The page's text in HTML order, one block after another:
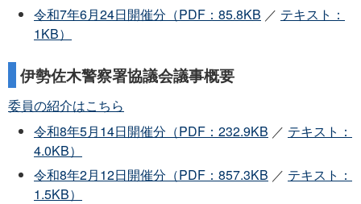
令和7年6月24日開催分（PDF：85.8KB ／ テキスト：
1KB）
伊勢佐木警察署協議会議事概要
委員の紹介はこちら
令和8年5月14日開催分（PDF：232.9KB ／ テキスト：
4.0KB）
令和8年2月12日開催分（PDF：857.3KB ／ テキスト：
1.5KB）